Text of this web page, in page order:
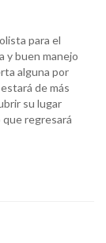
para el
y buen manejo
alguna por
de más
su lugar
que regresará